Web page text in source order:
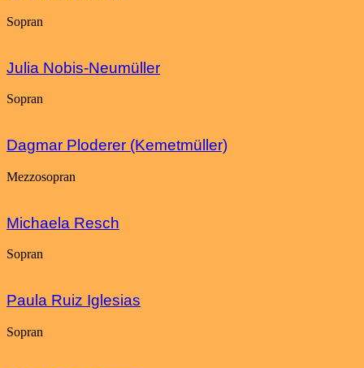
Sopran
Julia Nobis-Neumüller
Sopran
Dagmar Ploderer (Kemetmüller)
Mezzosopran
Michaela Resch
Sopran
Paula Ruiz Iglesias
Sopran